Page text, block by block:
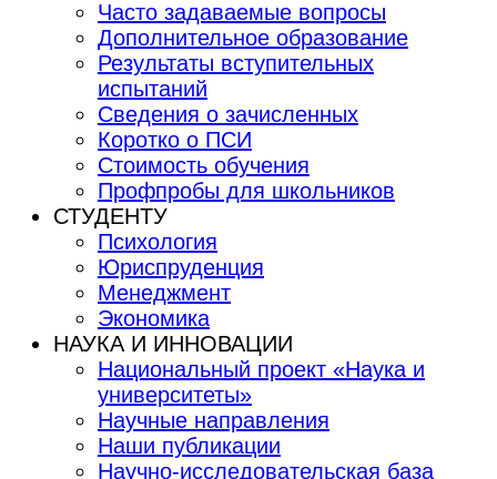
Часто задаваемые вопросы
Дополнительное образование
Результаты вступительных
испытаний
Сведения о зачисленных
Коротко о ПСИ
Стоимость обучения
Профпробы для школьников
СТУДЕНТУ
Психология
Юриспруденция
Менеджмент
Экономика
НАУКА И ИННОВАЦИИ
Национальный проект «Наука и
университеты»
Научные направления
Наши публикации
Научно-исследовательская база